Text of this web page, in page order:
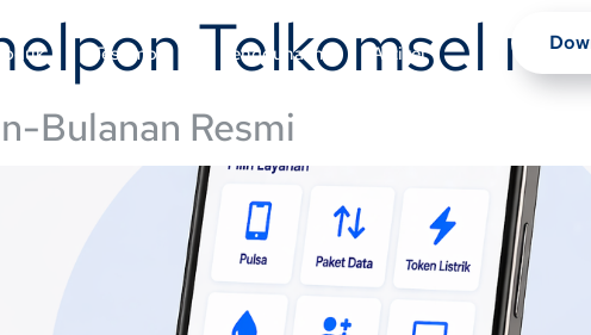
Testimoni Penggunaan Artikel
Telkomsel
Bulanan Resmi